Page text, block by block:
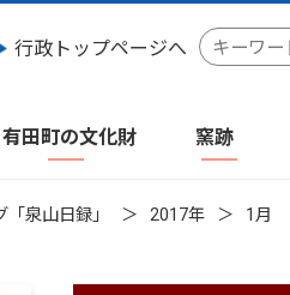
行政トップページへ
検
索
ワ
有田町の文化財 窯跡
泉山日録」 2017年
1月